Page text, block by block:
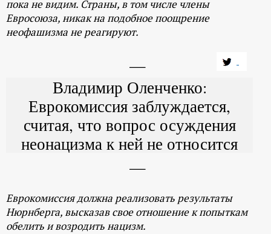
пока не видим. Страны, в том числе члены
Евросоюза, никак на подобное поощрение
неофашизма не реагируют.
Владимир Оленченко:
Еврокомиссия заблуждается,
считая, что вопрос осуждения
неонацизма к ней не относится
Еврокомиссия должна реализовать результаты
Нюрнберга, высказав свое отношение к попыткам
обелить и возродить нацизм.